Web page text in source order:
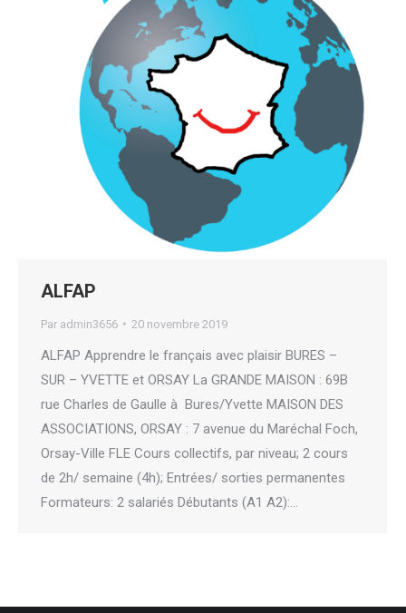
ALFAP
Par admin3656 20 novembre 2019
ALFAP Apprendre le français avec plaisir BURES –
SUR – YVETTE et ORSAY La GRANDE MAISON : 69B
rue Charles de Gaulle à Bures/Yvette MAISON DES
ASSOCIATIONS, ORSAY : 7 avenue du Maréchal Foch,
Orsay-Ville FLE Cours collectifs, par niveau; 2 cours
de 2h/ semaine (4h); Entrées/ sorties permanentes
Formateurs: 2 salariés Débutants (A1 A2):…